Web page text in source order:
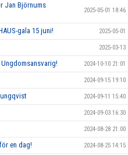
Jan Björnums
2025-05-01 18:46
gala 15 juni! 2025-05-01
2025-03-13
2024-10-10 21:01
2024-09-15 19:10
2024-09-11 15:40
2024-09-03 16:30
2024-08-28 21:00
en dag! 2024-08-25 14:15